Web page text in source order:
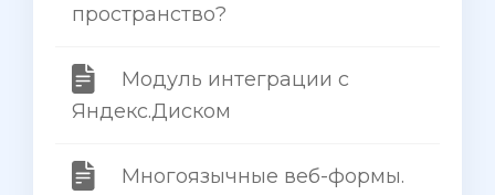
пространство?
Модуль интеграции с
Яндекс.Диском
Многоязычные веб-формы.